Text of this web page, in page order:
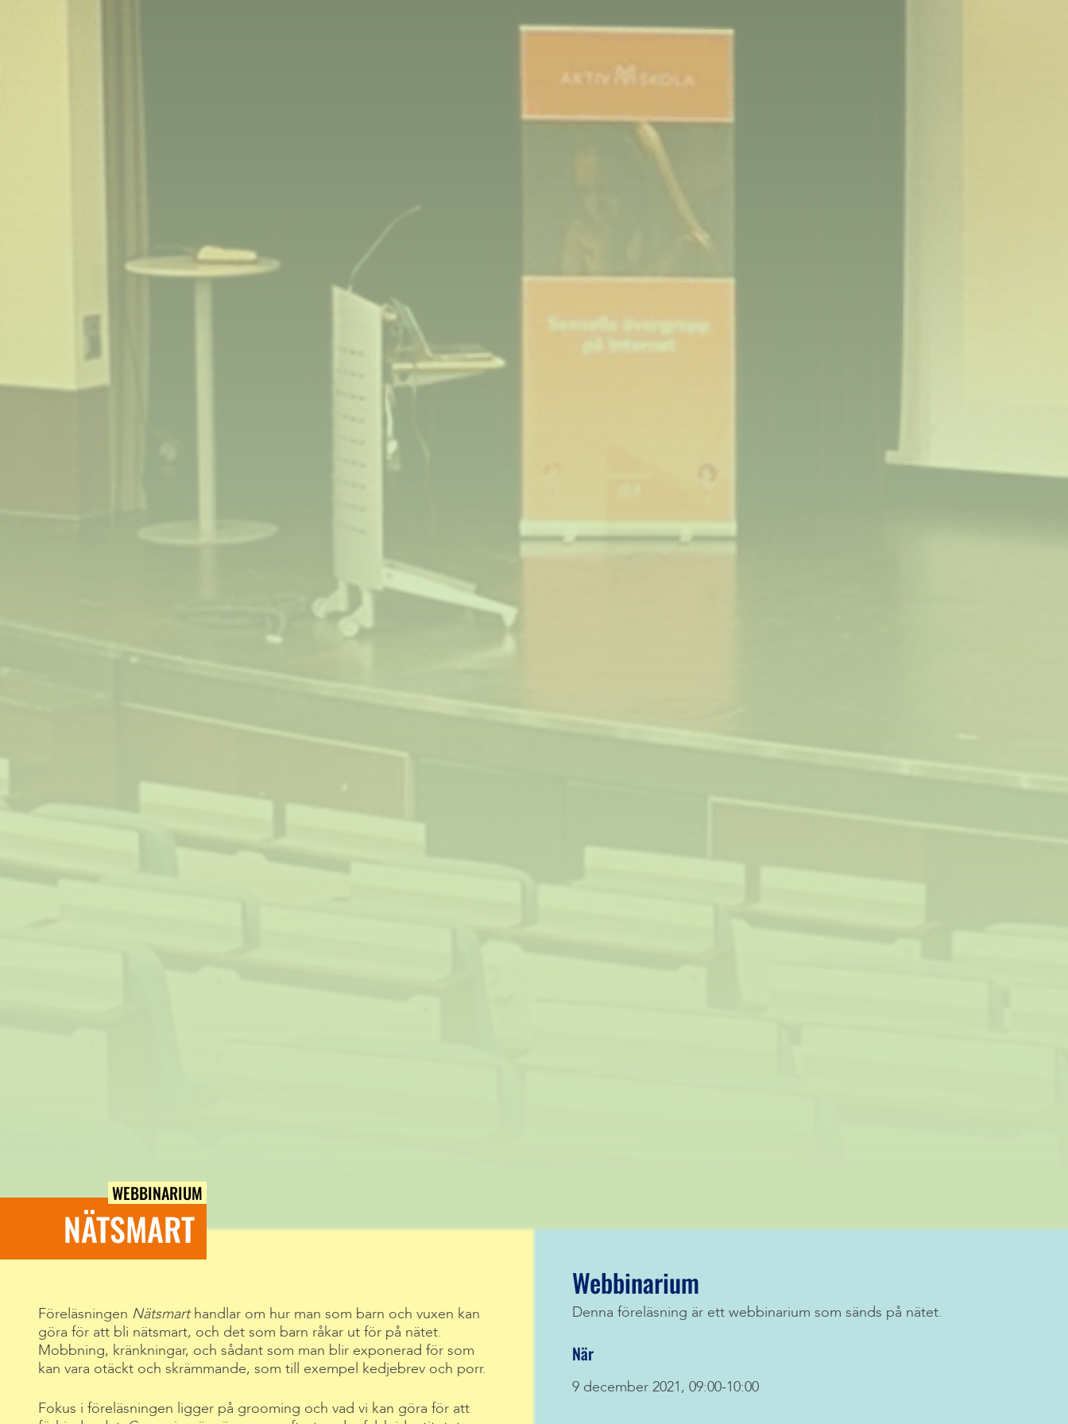
WEBBINARIUM
NÄTSMART
Föreläsningen Nätsmarthandlar om hur man som barn och vuxen kan
göra för att bli nätsmart, och det som barn råkar ut för på nätet.
Mobbning, kränkningar, och sådant som man blir exponerad för som
kan vara otäckt och skrämmande, som till exempel kedjebrev och porr.
Fokus i föreläsningen ligger på grooming och vad vi kan göra för att
Webbinarium
Denna föreläsning är ett webbinarium som sänds på nätet.
När
9 december 2021, 09:00-10:00